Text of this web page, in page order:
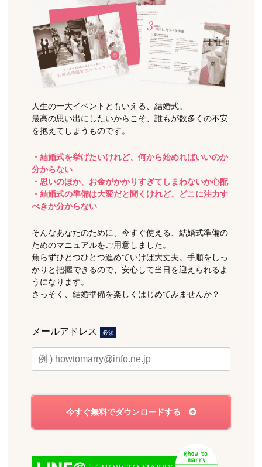
人生の一大イベントともいえる、結婚式。
最高の思い出にしたいからこそ、誰もが数多くの不安
を抱えてしまうものです。
・結婚式を挙げたいけれど、何から始めればいいのか
分からない
・思いのほか、お金がかかりすぎてしまわないか心配
・結婚式の準備は大変だと聞くけれど、どこに注力す
べきか分からない
そんなあなたのために、今すぐ使える、結婚式準備の
ためのマニュアルをご用意しました。
焦らずひとつひとつ進めていけば大丈夫。手順をしっ
かりと把握できるので、安心して当日を迎えられるよ
うになります。
さっそく、結婚準備を楽しくはじめてみませんか？
メールアドレス 必須